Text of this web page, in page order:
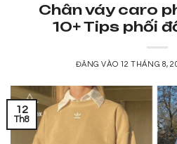
Chân váy caro
10+ Tips phối
ĐĂNG VÀO 12 THÁNG 8,
12
Th8